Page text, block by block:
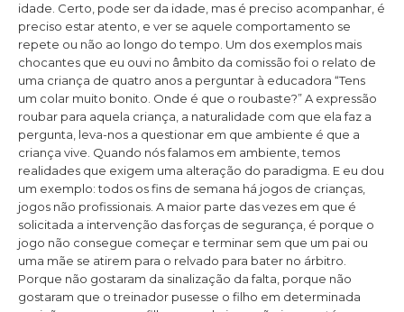
idade. Certo, pode ser da idade, mas é preciso acompanhar, é
preciso estar atento, e ver se aquele comportamento se
repete ou não ao longo do tempo. Um dos exemplos mais
chocantes que eu ouvi no âmbito da comissão foi o relato de
uma criança de quatro anos a perguntar à educadora “Tens
um colar muito bonito. Onde é que o roubaste?” A expressão
roubar para aquela criança, a naturalidade com que ela faz a
pergunta, leva-nos a questionar em que ambiente é que a
criança vive. Quando nós falamos em ambiente, temos
realidades que exigem uma alteração do paradigma. E eu dou
um exemplo: todos os fins de semana há jogos de crianças,
jogos não profissionais. A maior parte das vezes em que é
solicitada a intervenção das forças de segurança, é porque o
jogo não consegue começar e terminar sem que um pai ou
uma mãe se atirem para o relvado para bater no árbitro.
Porque não gostaram da sinalização da falta, porque não
gostaram que o treinador pusesse o filho em determinada